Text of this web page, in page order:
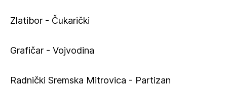
Zlatibor - Čukarički
Grafičar - Vojvodina
Radnički Sremska Mitrovica - Partizan